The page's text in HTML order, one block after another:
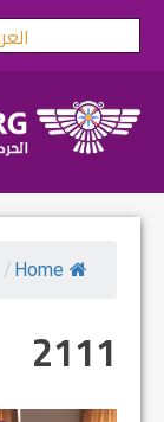
Skip
Home
/
2111